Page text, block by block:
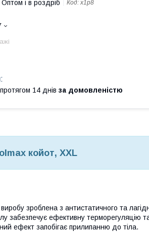
Оптом і в роздріб Код: x1p8
14 днів за домовленістю
койот, XXL
зроблена з антистатичного та
забезпечує ефективну терморегуляцію
ефект запобігає прилипанню до тіла.